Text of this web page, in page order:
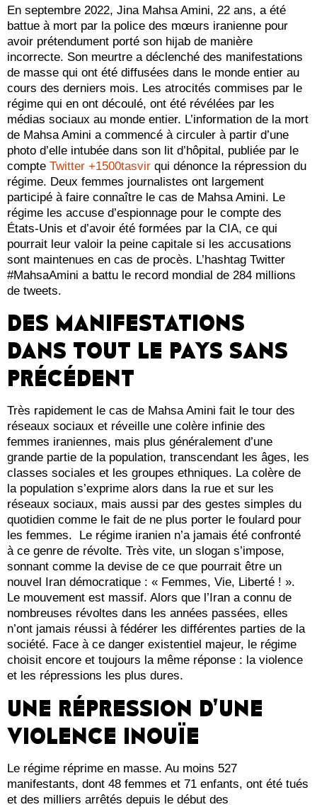
En septembre 2022, Jina Mahsa Amini, 22 ans, a été
battue à mort par la police des mœurs iranienne pour
avoir prétendument porté son hijab de manière
incorrecte. Son meurtre a déclenché des manifestations
de masse qui ont été diffusées dans le monde entier au
cours des derniers mois. Les atrocités commises par le
régime qui en ont découlé, ont été révélées par les
médias sociaux au monde entier. L’information de la mort
de Mahsa Amini a commencé à circuler à partir d’une
photo d’elle intubée dans son lit d’hôpital, publiée par le
compte Twitter +1500tasvir qui dénonce la répression du
régime. Deux femmes journalistes ont largement
participé à faire connaître le cas de Mahsa Amini. Le
régime les accuse d’espionnage pour le compte des
États-Unis et d’avoir été formées par la CIA, ce qui
pourrait leur valoir la peine capitale si les accusations
sont maintenues en cas de procès. L’hashtag Twitter
#MahsaAmini a battu le record mondial de 284 millions
de tweets.
DES MANIFESTATIONS
DANS TOUT LE PAYS SANS
PRÉCÉDENT
Très rapidement le cas de Mahsa Amini fait le tour des
réseaux sociaux et réveille une colère infinie des
femmes iraniennes, mais plus généralement d’une
grande partie de la population, transcendant les âges, les
classes sociales et les groupes ethniques. La colère de
la population s’exprime alors dans la rue et sur les
réseaux sociaux, mais aussi par des gestes simples du
quotidien comme le fait de ne plus porter le foulard pour
les femmes. Le régime iranien n’a jamais été confronté
à ce genre de révolte. Très vite, un slogan s’impose,
sonnant comme la devise de ce que pourrait être un
nouvel Iran démocratique : « Femmes, Vie, Liberté ! ».
Le mouvement est massif. Alors que l’Iran a connu de
nombreuses révoltes dans les années passées, elles
n’ont jamais réussi à fédérer les différentes parties de la
société. Face à ce danger existentiel majeur, le régime
choisit encore et toujours la même réponse : la violence
et les répressions les plus dures.
UNE RÉPRESSION D’UNE
VIOLENCE INOUÏE
Le régime réprime en masse. Au moins 527
manifestants, dont 48 femmes et 71 enfants, ont été tués
et des milliers arrêtés depuis le début des